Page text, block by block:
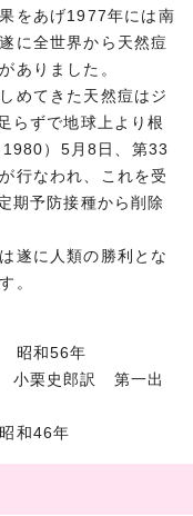
をあげ1977年には南
に全世界から天然痘
ありました。
めてきた天然痘はジ
らずで地球上より根
）5月8日、第33
行なわれ、これを受
期予防接種から削除
遂に人類の勝利とな
。
昭和56年
小栗史郎訳 第一出
和46年